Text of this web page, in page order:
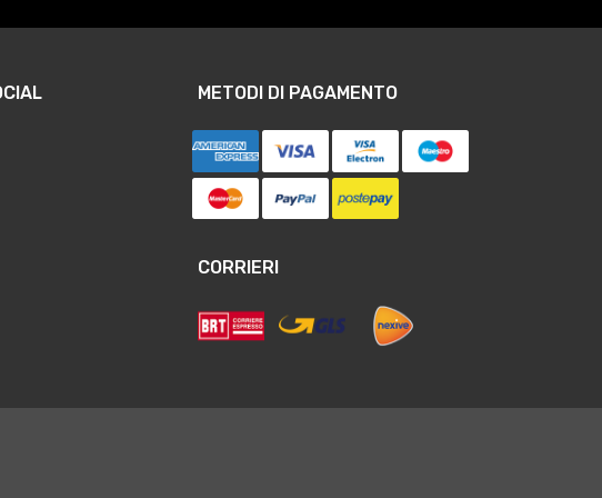
METODI DI PAGAMENTO
CORRIERI